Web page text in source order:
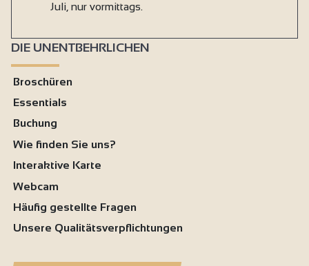
Juli, nur vormittags.
DIE UNENTBEHRLICHEN
Broschüren
Essentials
Buchung
Wie finden Sie uns?
Interaktive Karte
Webcam
Häufig gestellte Fragen
Unsere Qualitätsverpflichtungen